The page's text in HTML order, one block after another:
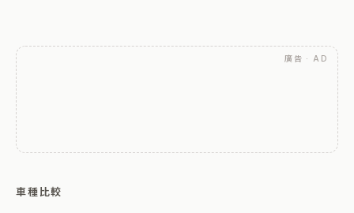
廣告 · AD
車種比較